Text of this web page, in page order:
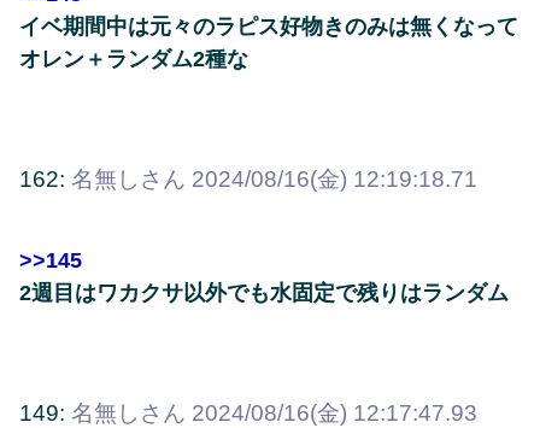
イベ期間中は元々のラピス好物きのみは無くなって
オレン＋ランダム2種な
162: 名無しさん 2024/08/16(金) 12:19:18.71
>>145
2週目はワカクサ以外でも水固定で残りはランダム
149: 名無しさん 2024/08/16(金) 12:17:47.93